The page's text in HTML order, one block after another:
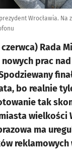
Wrocławia. Na
Rada
prac nad
bo realnie
tak
wielkości
ma